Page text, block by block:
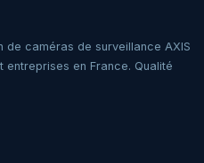
de caméras de surveillance AXIS
en France. Qualité